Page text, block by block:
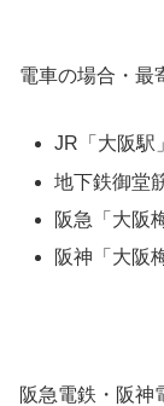
電車の場合・最
JR「大阪駅
地下鉄御堂
阪急「大阪
阪神「大阪
阪急電鉄・阪神